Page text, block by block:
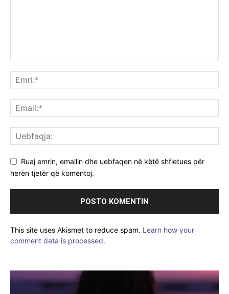
Ruaj emrin, emailin dhe uebfaqen në këtë shfletues për
herën tjetër që komentoj.
This site uses Akismet to reduce spam. Learn how your
comment data is processed.